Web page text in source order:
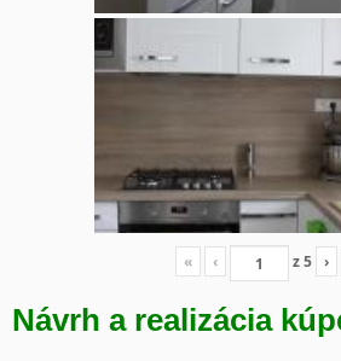
« ‹ z5 ›
Návrh a realizácia